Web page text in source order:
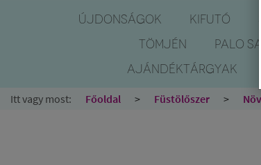
ÚJDONSÁGOK KIFUTÓ
TÖMJÉN
PALO
AJÁNDÉKTÁRGYAK
Itt vagy most: Főoldal Füstölőszer